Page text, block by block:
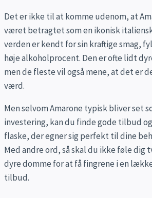
Det er ikke til at komme udenom, at
været betragtet som en ikonisk
verden er kendt for sin kraftige smag,
høje alkoholprocent. Den er ofte lidt
men de fleste vil også mene, at det er
værd.
Men selvom Amarone typisk bliver set
investering, kan du finde gode tilbud
flaske, der egner sig perfekt til dine
Med andre ord, så skal du ikke føle
dyre domme for at få fingrene i en
tilbud.